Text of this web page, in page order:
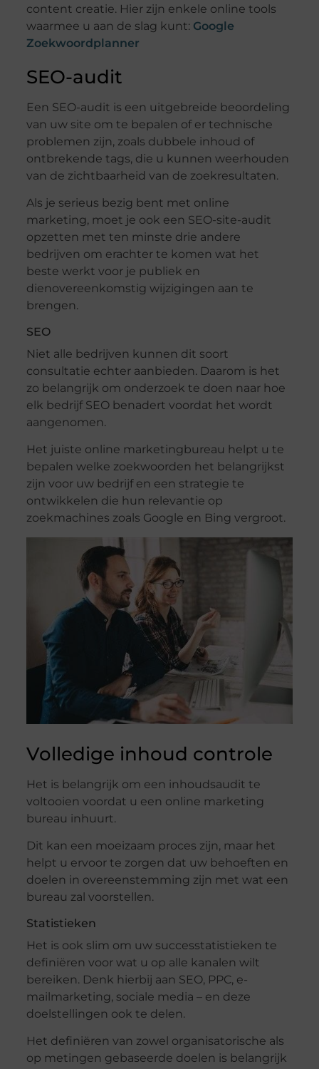
content creatie. Hier zijn enkele online tools
waarmee u aan de slag kunt: Google
Zoekwoordplanner
SEO-audit
Een SEO-audit is een uitgebreide beoordeling
van uw site om te bepalen of er technische
problemen zijn, zoals dubbele inhoud of
ontbrekende tags, die u kunnen weerhouden
van de zichtbaarheid van de zoekresultaten.
Als je serieus bezig bent met online
marketing, moet je ook een SEO-site-audit
opzetten met ten minste drie andere
bedrijven om erachter te komen wat het
beste werkt voor je publiek en
dienovereenkomstig wijzigingen aan te
brengen.
SEO
Niet alle bedrijven kunnen dit soort
consultatie echter aanbieden. Daarom is het
zo belangrijk om onderzoek te doen naar hoe
elk bedrijf SEO benadert voordat het wordt
aangenomen.
Het juiste online marketingbureau helpt u te
bepalen welke zoekwoorden het belangrijkst
zijn voor uw bedrijf en een strategie te
ontwikkelen die hun relevantie op
zoekmachines zoals Google en Bing vergroot.
Volledige inhoud controle
Het is belangrijk om een ​​inhoudsaudit te
voltooien voordat u een online marketing
bureau inhuurt.
Dit kan een moeizaam proces zijn, maar het
helpt u ervoor te zorgen dat uw behoeften en
doelen in overeenstemming zijn met wat een
bureau zal voorstellen.
Statistieken
Het is ook slim om uw successtatistieken te
definiëren voor wat u op alle kanalen wilt
bereiken. Denk hierbij aan SEO, PPC, e-
mailmarketing, sociale media – en deze
doelstellingen ook te delen.
Het definiëren van zowel organisatorische als
op metingen gebaseerde doelen is belangrijk